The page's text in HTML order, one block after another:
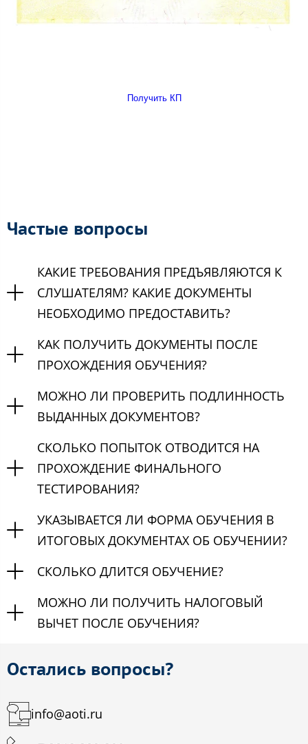
Получить КП
Частые вопросы
КАКИЕ ТРЕБОВАНИЯ ПРЕДЪЯВЛЯЮТСЯ К
СЛУШАТЕЛЯМ? КАКИЕ ДОКУМЕНТЫ
НЕОБХОДИМО ПРЕДОСТАВИТЬ?
КАК ПОЛУЧИТЬ ДОКУМЕНТЫ ПОСЛЕ
ПРОХОЖДЕНИЯ ОБУЧЕНИЯ?
МОЖНО ЛИ ПРОВЕРИТЬ ПОДЛИННОСТЬ
ВЫДАННЫХ ДОКУМЕНТОВ?
СКОЛЬКО ПОПЫТОК ОТВОДИТСЯ НА
ПРОХОЖДЕНИЕ ФИНАЛЬНОГО
ТЕСТИРОВАНИЯ?
УКАЗЫВАЕТСЯ ЛИ ФОРМА ОБУЧЕНИЯ В
ИТОГОВЫХ ДОКУМЕНТАХ ОБ ОБУЧЕНИИ?
СКОЛЬКО ДЛИТСЯ ОБУЧЕНИЕ?
МОЖНО ЛИ ПОЛУЧИТЬ НАЛОГОВЫЙ
ВЫЧЕТ ПОСЛЕ ОБУЧЕНИЯ?
Остались вопросы?
info@aoti.ru